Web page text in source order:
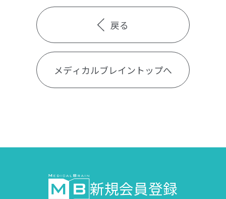
戻る
メディカルブレイントップへ
新規会員登録